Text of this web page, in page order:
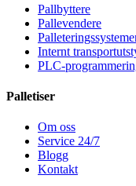
Pallbyttere
Pallevendere
Internt
PLC-
Palletiser
Om oss
Service 24/7
Blogg
Kontakt